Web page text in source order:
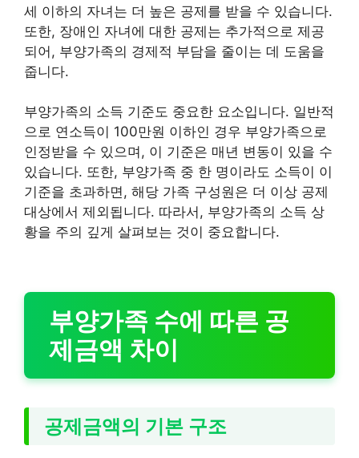
세 이하의 자녀는 더 높은 공제를 받을 수 있습니다.
또한, 장애인 자녀에 대한 공제는 추가적으로 제공
되어, 부양가족의 경제적 부담을 줄이는 데 도움을
줍니다.
부양가족의 소득 기준도 중요한 요소입니다. 일반적
으로 연소득이 100만원 이하인 경우 부양가족으로
인정받을 수 있으며, 이 기준은 매년 변동이 있을 수
있습니다. 또한, 부양가족 중 한 명이라도 소득이 이
기준을 초과하면, 해당 가족 구성원은 더 이상 공제
대상에서 제외됩니다. 따라서, 부양가족의 소득 상
황을 주의 깊게 살펴보는 것이 중요합니다.
부양가족 수에 따른 공
제금액 차이
공제금액의 기본 구조